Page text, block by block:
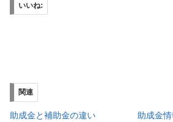
いいね:
関連
助成金と補助金の違い
助成金